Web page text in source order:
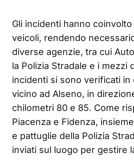
Gli incidenti hanno
veicoli, rendendo
diverse agenzie, tra cui
la Polizia Stradale e i mezzi
incidenti si sono verificati
vicino ad Alseno, in
chilometri 80 e 85. Come
Piacenza e Fidenza,
e pattuglie della Polizia
inviati sul luogo per gestire